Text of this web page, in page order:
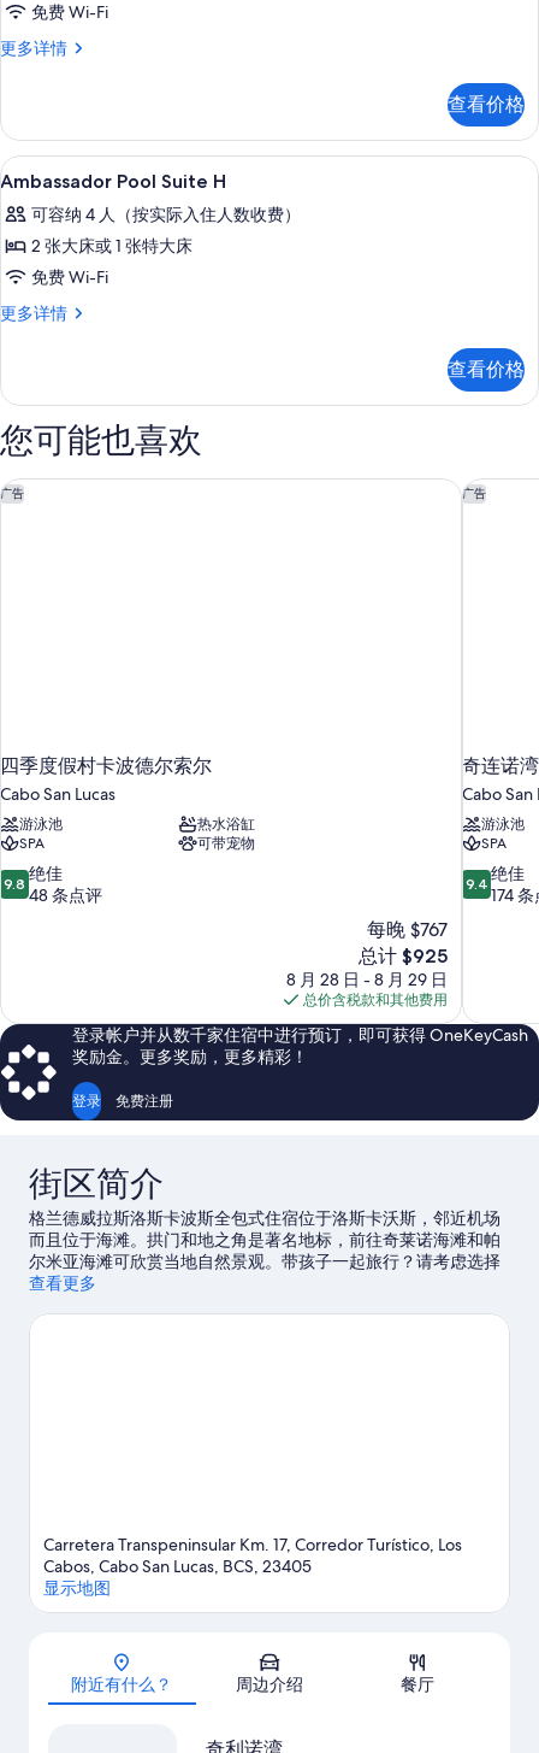
免费 Wi-Fi
更多详情
客
信
息
查看价格
显
示
Ambassador
Pool
Suite
H
有
照
埃及棉床单、高档床上用品、羽绒被
6
Ambassador Pool Suite H
可容纳 4 人（按实际入住人数收费）
2 张大床或 1 张特大床
免费 Wi-Fi
更多详情
Ambassador
更
多
信
息
查看价格
您可能也喜欢
广告
四季度假村卡波德尔索尔
Cabo San Lucas
游泳池
热水浴缸
SPA
可带宠物
9.8
分，
48
条
点
评
9.8 绝佳
48 条点评
每晚 $767
新
价
格
$925
总计 $925
8 月 28 日 - 8 月 29 日
总价含税款和其他费用
四季度假村卡波德尔索尔 广告
奇连诺
Cabo San
游泳池
SPA
9.4
分，
174
条
9.4 绝佳
174
奇连诺
登录帐户并从数千家住宿中进行预订，即可获得 OneKeyCash
奖励金。更多奖励，更多精彩！
登录 免费注册
街区简介
格兰德威拉斯洛斯卡波斯全包式住宿位于洛斯卡沃斯，邻近机场
而且位于海滩。拱门和地之角是著名地标，前往奇莱诺海滩和帕
尔米亚海滩可欣赏当地自然景观。带孩子一起旅行？请考虑选择
圣玛丽亚海滩，或者到鲁多斯健身房参加一场活动或游戏。抓住
斯旅行指南
查看更多
Carretera Transpeninsular Km. 17, Corredor Turístico, Los
Cabos, Cabo San Lucas, BCS, 23405
显示地图
附近有什么？ 周边介绍 餐厅